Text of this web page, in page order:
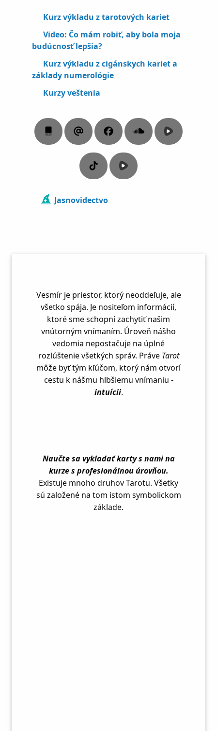
Kurz výkladu z tarotových kariet
Video: Čo mám robiť, aby bola moja
budúcnosť lepšia?
Kurz výkladu z cigánskych kariet a
základy numerológie
Kurzy veštenia
Mobil Monika Slivová
E-mail Facebook Biela mágia a
SoundCloud Pavol
YouTube
TikTok Pavol Malenký
Rumble Biela mágia
Jasnovidectvo
Vesmír je priestor, ktorý neoddeľuje, ale
všetko spája. Je nositeľom informácií,
ktoré sme schopní zachytiť našim
vnútorným vnímaním. Úroveň nášho
vedomia nepostačuje na úplné
rozlúštenie všetkých správ. Práve Tarot
môže byť tým kľúčom, ktorý nám otvorí
cestu k nášmu hlbšiemu vnímaniu -
intuícii.
Naučte sa vykladať karty s nami na
kurze s profesionálnou úrovňou.
Existuje mnoho druhov Tarotu. Všetky
sú založené na tom istom symbolickom
základe.